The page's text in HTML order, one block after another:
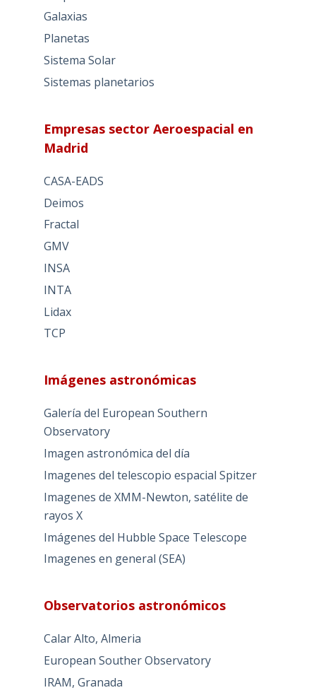
Galaxias
Planetas
Sistema Solar
Sistemas planetarios
Empresas sector Aeroespacial en
Madrid
CASA-EADS
Deimos
Fractal
GMV
INSA
INTA
Lidax
TCP
Imágenes astronómicas
Galería del European Southern
Observatory
Imagen astronómica del día
Imagenes del telescopio espacial Spitzer
Imagenes de XMM-Newton, satélite de
rayos X
Imágenes del Hubble Space Telescope
Imagenes en general (SEA)
Observatorios astronómicos
Calar Alto, Almeria
European Souther Observatory
IRAM, Granada